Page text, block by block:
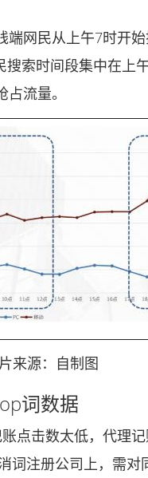
民从上午7时开始
索时间段集中在上
流量。
源：自制图
词数据
击数太低，代理记
词注册公司上，需